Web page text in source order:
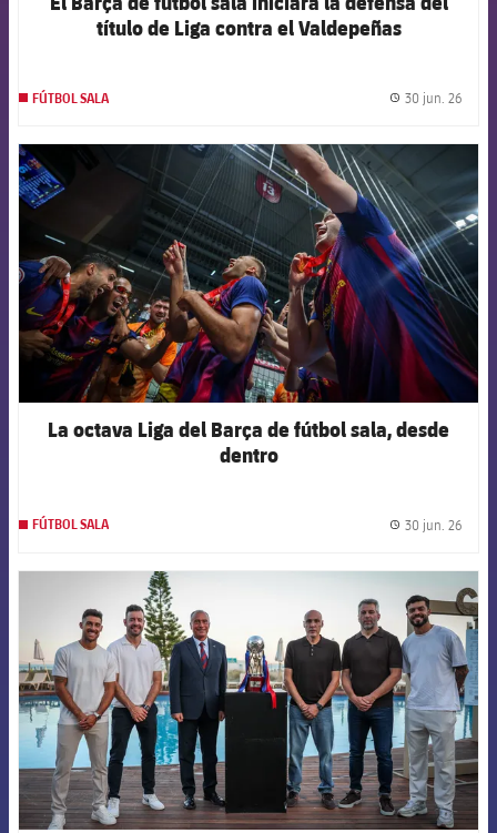
título de Liga contra el Valdepeñas
FÚTBOL SALA 30 jun. 26
FCB Barcelona badge
La octava Liga del Barça de fútbol sala, desde
dentro
FÚTBOL SALA 30 jun. 26